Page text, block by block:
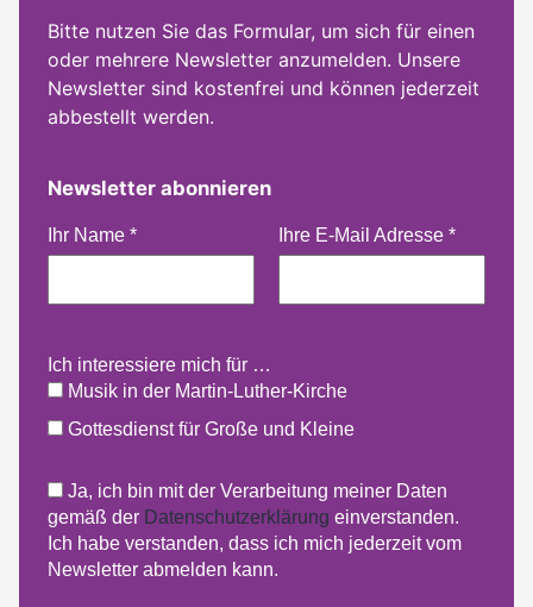
Bitte nutzen Sie das Formular, um sich für einen
oder mehrere Newsletter anzumelden. Unsere
Newsletter sind kostenfrei und können jederzeit
abbestellt werden.
Newsletter abonnieren
Ihr Name * Ihre E-Mail Adresse *
Ich interessiere mich für …
Musik in der Martin-Luther-Kirche
Gottesdienst für Große und Kleine
Ja, ich bin mit der Verarbeitung meiner Daten
gemäß der Datenschutzerklärung einverstanden.
Ich habe verstanden, dass ich mich jederzeit vom
Newsletter abmelden kann.